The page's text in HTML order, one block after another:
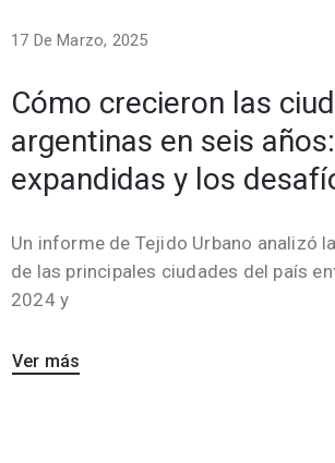
17 De Marzo, 2025
Cómo crecieron las
argentinas en seis
expandidas y los
Un informe de Tejido Urbano analizó
de las principales ciudades del país
2024 y
Ver más